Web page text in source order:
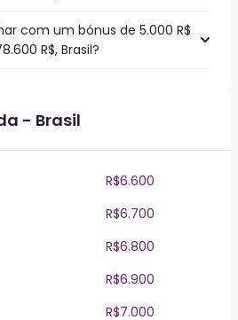
com um bónus de 5.000 R$
R$, Brasil?
- Brasil
R$6.600
R$6.700
R$6.800
R$6.900
R$7.000